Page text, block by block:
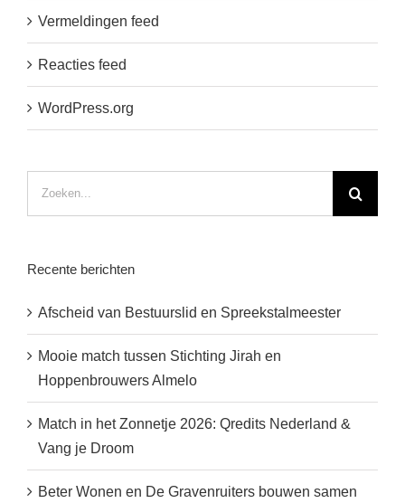
Vermeldingen feed
Reacties feed
WordPress.org
Recente berichten
Afscheid van Bestuurslid en Spreekstalmeester
Mooie match tussen Stichting Jirah en
Hoppenbrouwers Almelo
Match in het Zonnetje 2026: Qredits Nederland &
Vang je Droom
Beter Wonen en De Gravenruiters bouwen samen